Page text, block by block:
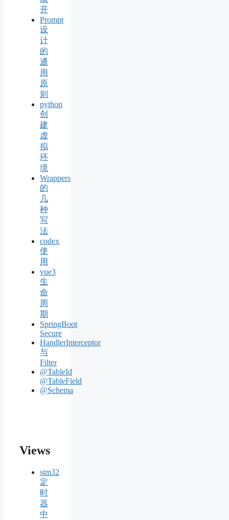
开
Prompt
设
计
的
通
用
原
则
python
创
建
虚
拟
环
境
Wrappers
的
几
种
写
法
codex
使
用
vue3
生
命
周
期
SpringBoot
Secure
HandlerInterceptor
与
Filter
@TableId
@TableField
@Schema
Views
stm32
定
时
器
中